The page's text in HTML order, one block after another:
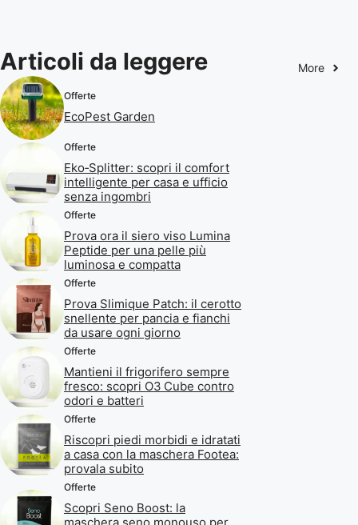
Articoli da leggere More
Offerte
EcoPest Garden
Offerte
Eko‑Splitter: scopri il comfort
intelligente per casa e ufficio
senza ingombri
Offerte
Prova ora il siero viso Lumina
Peptide per una pelle più
luminosa e compatta
Offerte
Prova Slimique Patch: il cerotto
snellente per pancia e fianchi
da usare ogni giorno
Offerte
Mantieni il frigorifero sempre
fresco: scopri O3 Cube contro
odori e batteri
Offerte
Riscopri piedi morbidi e idratati
a casa con la maschera Footea:
provala subito
Offerte
Scopri Seno Boost: la